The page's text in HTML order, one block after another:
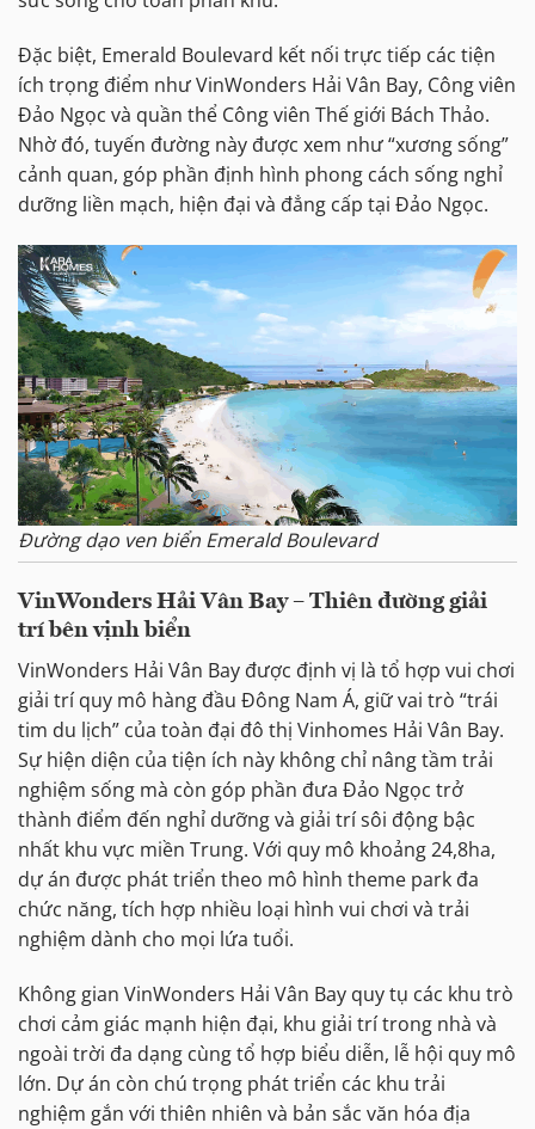
Đặc biệt, Emerald Boulevard kết nối trực tiếp các tiện
ích trọng điểm như VinWonders Hải Vân Bay, Công viên
Đảo Ngọc và quần thể Công viên Thế giới Bách Thảo.
Nhờ đó, tuyến đường này được xem như “xương sống”
cảnh quan, góp phần định hình phong cách sống nghỉ
dưỡng liền mạch, hiện đại và đẳng cấp tại Đảo Ngọc.
Đường dạo ven biển Emerald Boulevard
VinWonders Hải Vân Bay – Thiên đường giải
trí bên vịnh biển
VinWonders Hải Vân Bay được định vị là tổ hợp vui chơi
giải trí quy mô hàng đầu Đông Nam Á, giữ vai trò “trái
tim du lịch” của toàn đại đô thị Vinhomes Hải Vân Bay.
Sự hiện diện của tiện ích này không chỉ nâng tầm trải
nghiệm sống mà còn góp phần đưa Đảo Ngọc trở
thành điểm đến nghỉ dưỡng và giải trí sôi động bậc
nhất khu vực miền Trung. Với quy mô khoảng 24,8ha,
dự án được phát triển theo mô hình theme park đa
chức năng, tích hợp nhiều loại hình vui chơi và trải
nghiệm dành cho mọi lứa tuổi.
Không gian VinWonders Hải Vân Bay quy tụ các khu trò
chơi cảm giác mạnh hiện đại, khu giải trí trong nhà và
ngoài trời đa dạng cùng tổ hợp biểu diễn, lễ hội quy mô
lớn. Dự án còn chú trọng phát triển các khu trải
nghiệm gắn với thiên nhiên và bản sắc văn hóa địa